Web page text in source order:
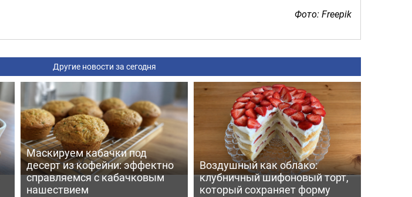
Фото: Freepik
Другие новости за сегодня
Маскируем кабачки под
десерт из кофейни: эффектно
справляемся с кабачковым
нашествием
Воздушный как облако:
клубничный шифоновый торт,
который сохраняет форму